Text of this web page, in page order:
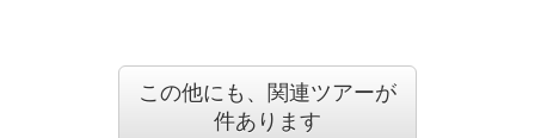
この他にも、関連ツアーが
件あります